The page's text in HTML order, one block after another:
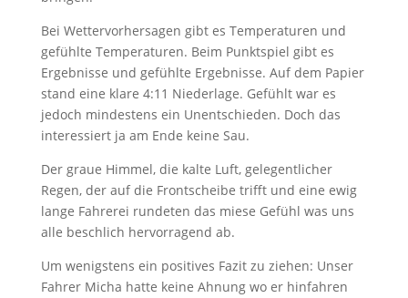
Bei Wettervorhersagen gibt es Temperaturen und
gefühlte Temperaturen. Beim Punktspiel gibt es
Ergebnisse und gefühlte Ergebnisse. Auf dem Papier
stand eine klare 4:11 Niederlage. Gefühlt war es
jedoch mindestens ein Unentschieden. Doch das
interessiert ja am Ende keine Sau.
Der graue Himmel, die kalte Luft, gelegentlicher
Regen, der auf die Frontscheibe trifft und eine ewig
lange Fahrerei rundeten das miese Gefühl was uns
alle beschlich hervorragend ab.
Um wenigstens ein positives Fazit zu ziehen: Unser
Fahrer Micha hatte keine Ahnung wo er hinfahren